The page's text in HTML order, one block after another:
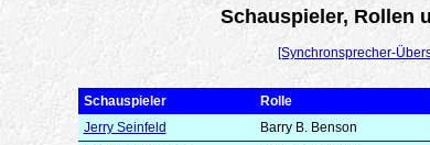
Schauspieler, Rollen
[Synchronsprecher-
Schauspieler Rolle
Jerry Seinfeld
Barry B. Benson